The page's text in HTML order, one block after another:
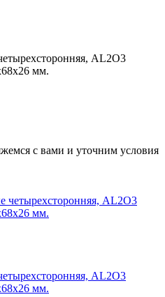
AL2O3
мм.
с вами и уточним условия
AL2O3
мм.